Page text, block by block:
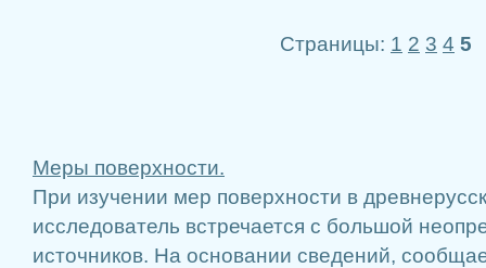
Страницы: 1 2 3 4 5
Меры поверхности.
При изучении мер поверхности в
исследователь встречается с большой
источников. На основании сведений,